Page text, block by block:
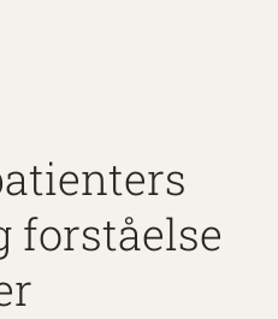
forståelse